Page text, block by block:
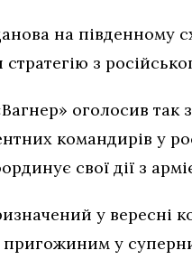
на південному
з
оголосив так
командирів у
свої дії з
у вересні
пригожиним у